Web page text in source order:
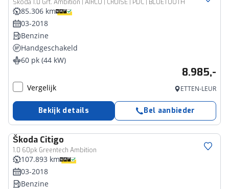
Skoda 1.0 Grt. Ambition | AIRCO | CRUISE | PDC | BLUETOOTH
85.306 km
03-2018
Benzine
Handgeschakeld
60 pk (44 kW)
8.985,-
Vergelijk ETTEN-LEUR
Bekijk details Bel aanbieder
Škoda Citigo
1.0 60pk Greentech Ambition
107.893 km
03-2018
Benzine